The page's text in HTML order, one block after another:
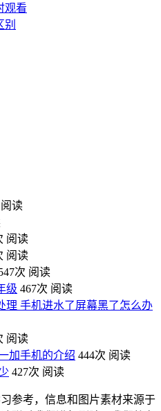
观看
别
读
阅读
阅读
次 阅读
级 467次 阅读
理 手机进水了屏幕黑了怎么办
阅读
加手机的介绍 444次 阅读
427次 阅读
参考，信息和图片素材来源于